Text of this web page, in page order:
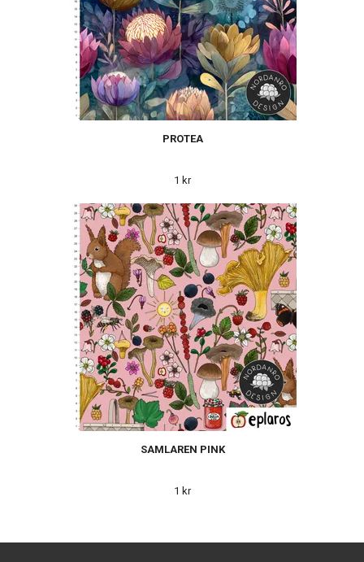
PROTEA
1 kr
SAMLAREN PINK
1 kr